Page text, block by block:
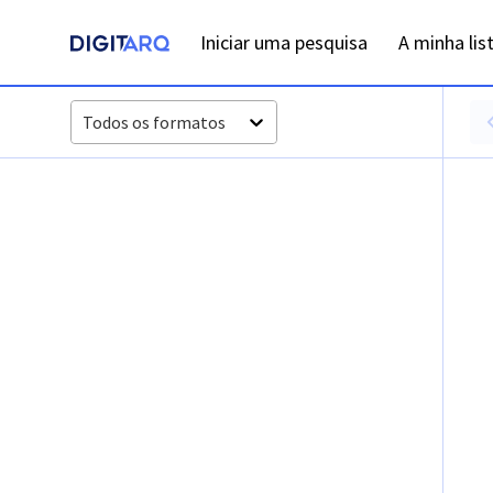
Iniciar uma pesquisa A minha
Todos os formatos